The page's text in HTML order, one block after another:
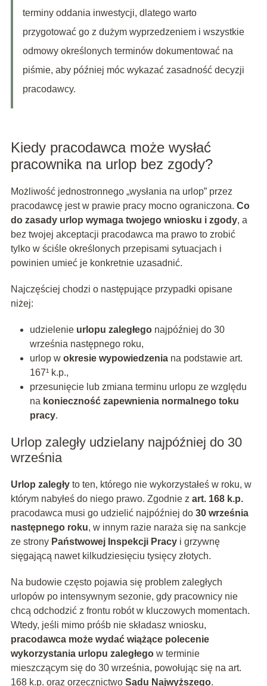
terminy oddania inwestycji, dlatego warto
przygotować go z dużym wyprzedzeniem i wszystkie
odmowy określonych terminów dokumentować na
piśmie, aby później móc wykazać zasadność decyzji
pracodawcy.
Kiedy pracodawca może wysłać
pracownika na urlop bez zgody?
Możliwość jednostronnego „wysłania na urlop” przez
pracodawcę jest w prawie pracy mocno ograniczona. Co
do zasady urlop wymaga twojego wniosku i zgody, a
bez twojej akceptacji pracodawca ma prawo to zrobić
tylko w ściśle określonych przepisami sytuacjach i
powinien umieć je konkretnie uzasadnić.
Najczęściej chodzi o następujące przypadki opisane
niżej:
udzielenie urlopu zaległegonajpóźniej do 30
września następnego roku,
urlop w okresie wypowiedzeniana podstawie art.
167¹ k.p.,
przesunięcie lub zmiana terminu urlopu ze względu
na konieczność zapewnienia normalnego toku
pracy.
Urlop zaległy udzielany najpóźniej do 30
września
Urlop zaległyto ten, którego nie wykorzystałeś w roku, w
którym nabyłeś do niego prawo. Zgodnie z art. 168 k.p.
pracodawca musi go udzielić najpóźniej do 30 września
następnego roku, w innym razie naraża się na sankcje
ze strony Państwowej Inspekcji Pracyi grzywnę
sięgającą nawet kilkudziesięciu tysięcy złotych.
Na budowie często pojawia się problem zaległych
urlopów po intensywnym sezonie, gdy pracownicy nie
chcą odchodzić z frontu robót w kluczowych momentach.
Wtedy, jeśli mimo próśb nie składasz wniosku,
pracodawca może wydać wiążące polecenie
wykorzystania urlopu zaległegow terminie
mieszczącym się do 30 września, powołując się na art.
168 k.p. oraz orzecznictwo Sądu Najwyższego.